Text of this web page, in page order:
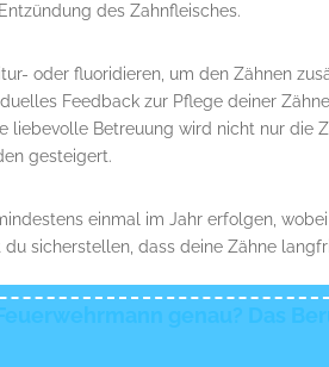
des Zahnfleisches.
oder fluoridieren, um den Zähnen
Feedback zur Pflege deiner
liebevolle Betreuung wird nicht nur die
gesteigert.
einmal im Jahr erfolgen,
sicherstellen, dass deine Zähne
genau? Das